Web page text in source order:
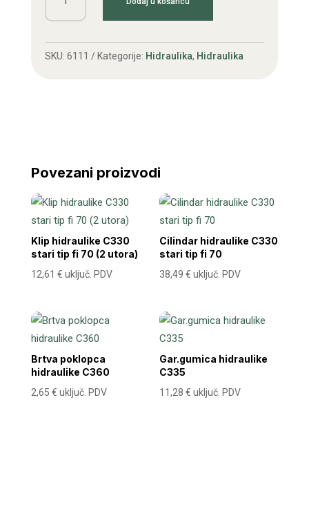
C335
n.t./C360/Zetor
SKU: 6111 Kategorije: Hidraulika, Hidraulika
Povezani proizvodi
Klip hidraulike C330
stari tip fi 70 (2 utora)
12,61 € uključ. PDV
Cilindar hidraulike C330
stari tip fi 70
38,49€ uključ. PDV
Brtva poklopca
hidraulike C360
2,65 € uključ. PDV
Gar.gumica hidraulike
C335
11,28€ uključ. PDV